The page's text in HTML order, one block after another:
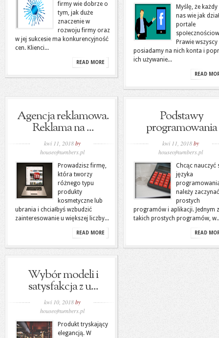
firmy wie dobrze o
tym, jak duże
znaczenie w
rozwoju firmy oraz
w jej sukcesie ma konkurencyjność
cen. Klienci...
READ MORE
Myślę, że każdy
nas wie jak
portale
Prawie wszyscy
posiadamy na nich konta i
ich używanie...
READ
Agencja reklamowa.
Reklama na ...
kwi 11, 2018by
houseofnumbers.pl
Prowadzisz firmę,
która tworzy
różnego typu
produkty
kosmetyczne lub
ubrania i chciałbyś wzbudzić
zainteresowanie u większej liczby...
READ MORE
Podstawy
programowania
kwi 11, 2018by
houseofnumbers.pl
Chcąc nauczyć
języka
należy
prostych
programów i aplikacji. Jednym z
takich prostych programów,
READ
Wybór modeli i
satysfakcja z u...
kwi 10, 2018by
houseofnumbers.pl
Produkt tryskający
elegancją. W